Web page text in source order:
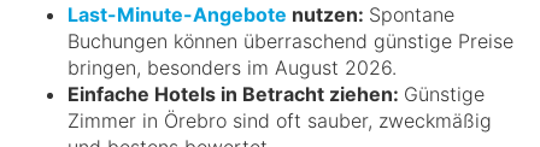
Last-Minute-Angebote nutzen: Spontane
Buchungen können überraschend günstige Preise
bringen, besonders im August 2026.
Einfache Hotels in Betracht ziehen: Günstige
Zimmer in Örebro sind oft sauber, zweckmäßig